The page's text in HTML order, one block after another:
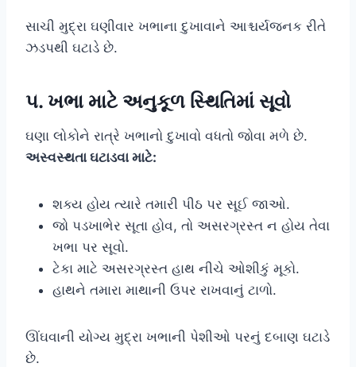
સાચી મુદ્રા ઘણીવાર ખભાના દુખાવાને આશ્ચર્યજનક રીતે
ઝડપથી ઘટાડે છે.
૫. ખભા માટે અનુકૂળ સ્થિતિમાં સૂવો
ઘણા લોકોને રાત્રે ખભાનો દુખાવો વધતો જોવા મળે છે.
અસ્વસ્થતા ઘટાડવા માટે:
શક્ય હોય ત્યારે તમારી પીઠ પર સૂઈ જાઓ.
જો પડખાભેર સૂતા હોવ, તો અસરગ્રસ્ત ન હોય તેવા
ખભા પર સૂવો.
ટેકા માટે અસરગ્રસ્ત હાથ નીચે ઓશીકું મૂકો.
હાથને તમારા માથાની ઉપર રાખવાનું ટાળો.
ઊંઘવાની યોગ્ય મુદ્રા ખભાની પેશીઓ પરનું દબાણ ઘટાડે
છે.